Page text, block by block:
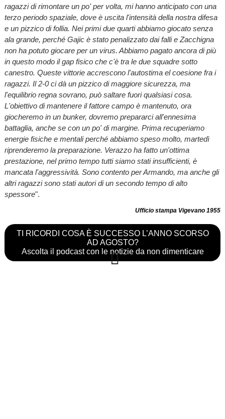
ragazzi di rimontare un po' per volta, mi hanno anticipato con una
terzo periodo spaziale, dove è uscita l'intensità della nostra difesa
e un pizzico di follia. Nei primi due quarti abbiamo giocato senza
ala grande, perché Gajic è stato penalizzato dai falli e Zacchigna
non ha potuto giocare per un virus. Abbiamo pagato ancora di più
in questo modo il gap fisico che c'è tra le due squadre sotto
canestro. Queste vittorie accrescono l'autostima el coesione fra i
ragazzi. Il 2-0 ci dà un pizzico di maggiore sicurezza, ma
l'equilibrio regna sovrano, può saltare fuori qualsiasi cosa.
L'obiettivo di mantenere il fattore campo è mantenuto, ora
giocheremo in un bunker, dovremo prepararci all'ennesima
battaglia, anche se con un po' di margine. Prima recuperiamo
energie fisiche e mentali perché abbiamo speso molto, martedì
riprenderemo la preparazione. Verazzo ha fatto un'ottima
prestazione, nel primo tempo tutti siamo stati insufficienti, è
mancata l'aggressività. Sono contento per Armando, ma anche gli
altri ragazzi sono stati autori di un secondo tempo di alto
spessore".
Ufficio stampa Vigevano 1955
TI RICORDI COSA È SUCCESSO L’ANNO SCORSO
AD AGOSTO?
Ascolta il podcast con le notizie da non dimenticare